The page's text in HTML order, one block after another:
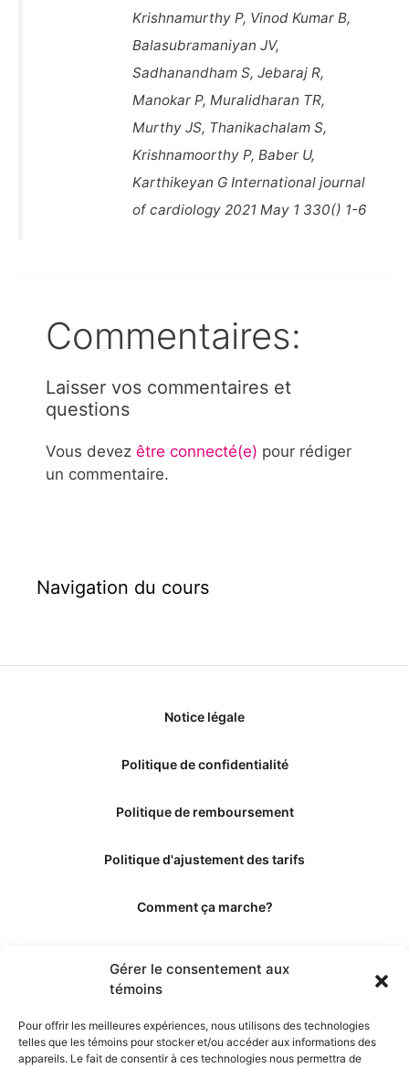
Gérer le consentement aux
témoins
Pour offrir les meilleures expériences, nous utilisons des technologies
telles que les témoins pour stocker et/ou accéder aux informations des
appareils. Le fait de consentir à ces technologies nous permettra de
Krishnamurthy P, Vinod Kumar B,
Balasubramaniyan JV,
Sadhanandham S, Jebaraj R,
Manokar P, Muralidharan TR,
Murthy JS, Thanikachalam S,
Krishnamoorthy P, Baber U,
Karthikeyan G International journal
of cardiology 2021 May 1 330() 1-6
Commentaires:
Laisser vos commentaires et
questions
Vous devez être connecté(e) pour rédiger
un commentaire.
Navigation du cours
Notice légale
Politique de confidentialité
Politique de remboursement
Politique d'ajustement des tarifs
Comment ça marche?
Les éditeurs